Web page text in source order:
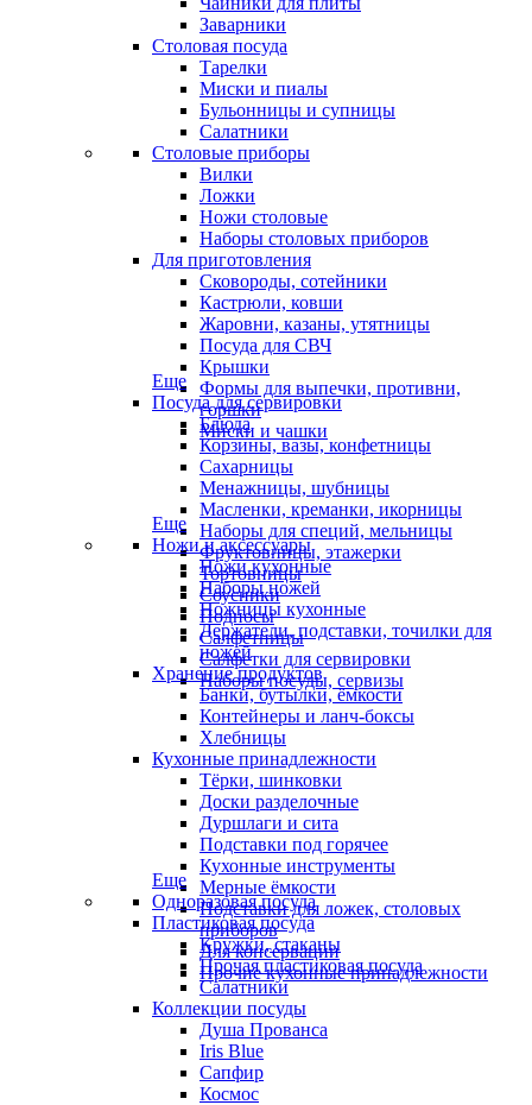
Заварники
Столовая посуда
Тарелки
Миски и пиалы
Бульонницы и супницы
Салатники
Столовые приборы
Вилки
Ложки
Ножи столовые
Наборы столовых приборов
Для приготовления
Сковороды, сотейники
Кастрюли, ковши
Жаровни, казаны, утятницы
Посуда для СВЧ
Крышки
Формы для выпечки, противни,
горшки
Миски и чашки
Еще
Посуда для сервировки
Блюда
Корзины, вазы, конфетницы
Сахарницы
Менажницы, шубницы
Масленки, креманки, икорницы
Наборы для специй, мельницы
Фруктовницы, этажерки
Тортовницы
Соусники
Подносы
Салфетницы
Салфетки для сервировки
Наборы посуды, сервизы
Еще
Ножи и аксессуары
Ножи кухонные
Наборы ножей
Ножницы кухонные
Держатели, подставки, точилки для
ножей
Хранение продуктов
Банки, бутылки, ёмкости
Контейнеры и ланч-боксы
Хлебницы
Кухонные принадлежности
Тёрки, шинковки
Доски разделочные
Дуршлаги и сита
Подставки под горячее
Кухонные инструменты
Мерные ёмкости
Подставки для ложек, столовых
приборов
Для консервации
Прочие кухонные принадлежности
Еще
Одноразовая посуда
Пластиковая посуда
Кружки, стаканы
Прочая пластиковая посуда
Салатники
Коллекции посуды
Душа Прованса
Iris Blue
Сапфир
Космос